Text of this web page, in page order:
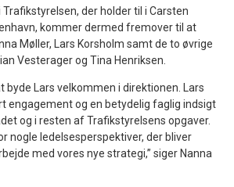
Trafikstyrelsen, der holder til i Carsten
kommer dermed fremover til at
Møller, Lars Korsholm samt de to øvrige
Vesterager og Tina Henriksen.
byde Lars velkommen i direktionen. Lars
engagement og en betydelig faglig indsigt
og i resten af Trafikstyrelsens opgaver.
nogle ledelsesperspektiver, der bliver
med vores nye strategi,” siger Nanna